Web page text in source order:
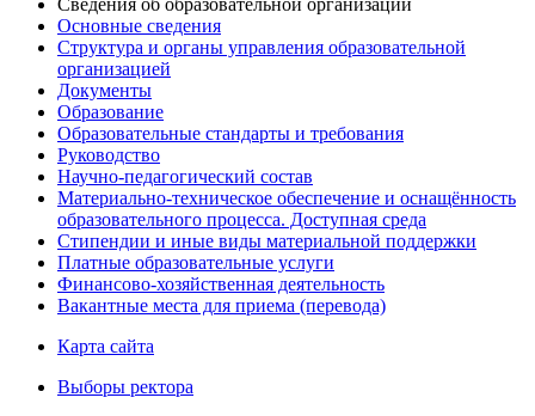
Сведения об образовательной организации
Основные сведения
Структура и органы управления образовательной
организацией
Документы
Образование
Образовательные стандарты и требования
Руководство
Научно-педагогический состав
Материально-техническое обеспечение и оснащённость
образовательного процесса. Доступная среда
Стипендии и иные виды материальной поддержки
Платные образовательные услуги
Финансово-хозяйственная деятельность
Вакантные места для приема (перевода)
Карта сайта
Выборы ректора